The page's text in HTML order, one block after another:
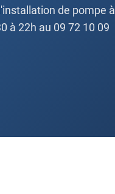
de pompe à
à 22h au 09 72 10 09